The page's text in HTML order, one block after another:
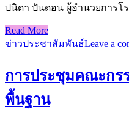
ปนิดา ปันดอน ผู้อำนวยการโ
Read More
ข่าวประชาสัมพันธ์Leave a
การประชุมคณะกร
พื้นฐาน